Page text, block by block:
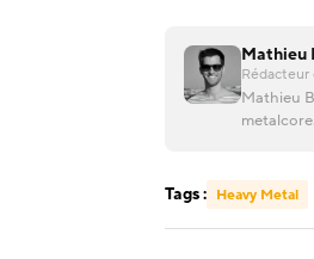
Mathieu
Rédacteur
Mathieu
metalcore.
Tags : Heavy Metal